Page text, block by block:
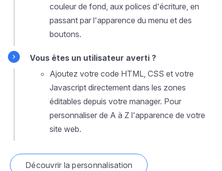
couleur de fond, aux polices d'écriture, en
passant par l'apparence du menu et des
boutons.
Vous êtes un utilisateur averti ?
Ajoutez votre code HTML, CSS et votre
Javascript directement dans les zones
éditables depuis votre manager. Pour
personnaliser de A à Z l'apparence de votre
site web.
Découvrir la personnalisation